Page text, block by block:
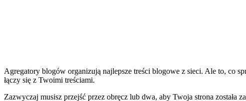
Agregatory blogów organizują najlepsze treści blogowe z sieci. Ale to, co
łączy się z Twoimi treściami.
Zazwyczaj musisz przejść przez obręcz lub dwa, aby Twoja strona została